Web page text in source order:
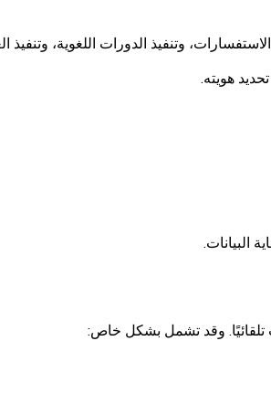
وتنفيذ الدورات اللغوية، وتنفيذ
هويته.
تلقائيًا. وقد تشمل بشكل خاص: